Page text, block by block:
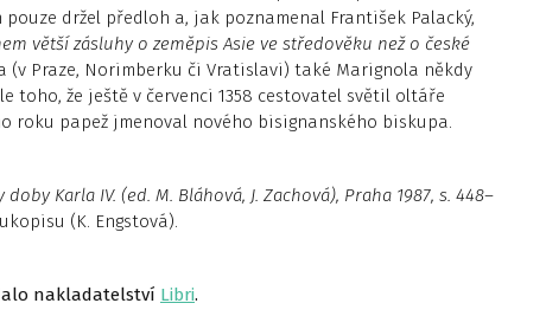
držel předloh a, jak poznamenal František Palacký,
větší zásluhy o zeměpis Asie ve středověku než o české
(v Praze, Norimberku či Vratislavi) také Marignola někdy
toho, že ještě v červenci 1358 cestovatel světil oltáře
roku papež jmenoval nového bisignanského biskupa.
doby Karla IV. (ed. M. Bláhová, J. Zachová), Praha 1987, s. 448–
(K. Engstová).
nakladatelství Libri.